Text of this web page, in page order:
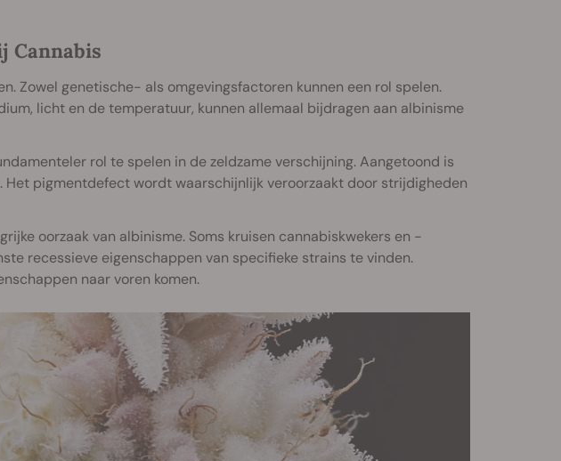
Cannabis
Zowel genetische- als omgevingsfactoren kunnen een rol spelen.
licht en de temperatuur, kunnen allemaal bijdragen aan albinisme
rol te spelen in de zeldzame verschijning. Aangetoond is
Het pigmentdefect wordt waarschijnlijk veroorzaakt door strijdigheden
oorzaak van albinisme. Soms kruisen cannabiskwekers en -
recessieve eigenschappen van specifieke strains te vinden.
naar voren komen.